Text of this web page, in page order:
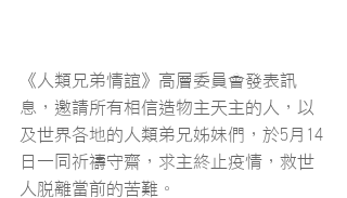
《人類兄弟情誼》高層委員會發表訊
息，邀請所有相信造物主天主的人，以
及世界各地的人類弟兄姊妹們，於5月14
日一同祈禱守齋，求主終止疫情，救世
人脫離當前的苦難。